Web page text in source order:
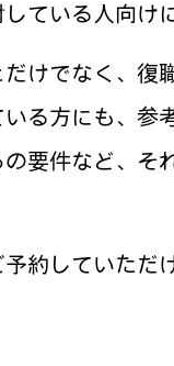
ている人向け
けでなく、復
る方にも、参
要件など、
約していただ